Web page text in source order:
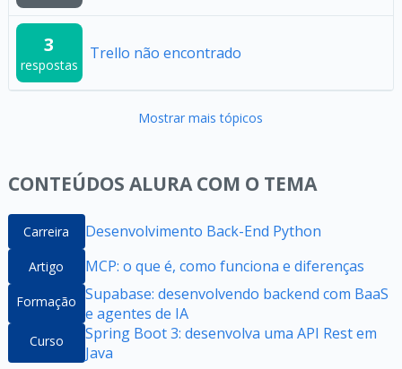
3
respostas
Trello não encontrado
Mostrar mais tópicos
CONTEÚDOS ALURA COM O TEMA
Carreira Desenvolvimento Back-End Python
Artigo MCP: o que é, como funciona e diferenças
Formação Supabase: desenvolvendo backend com BaaS
e agentes de IA
Curso
Spring Boot 3: desenvolva uma API Rest em
Java